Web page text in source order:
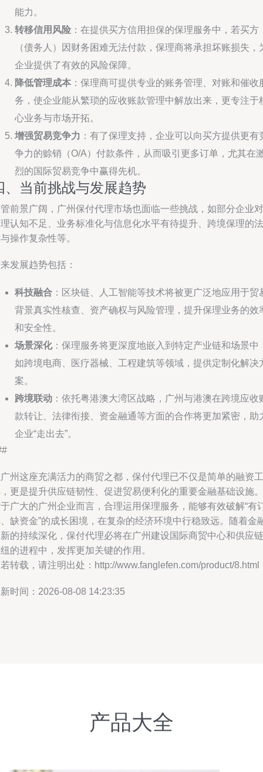
能力。
转移信用风险 ：在提供买方信用担保的保理服务中，若买方
（债务人）因财务困难无法付款，保理商将承担坏账损失，
企业提供了有效的风险保障。
降低管理成本 ：保理商可提供专业的账务管理、对账和催收
务，使企业能从繁琐的应收账款管理中解放出来，更专注于
心业务与市场开拓。
增强贸易竞争力 ：有了保理支持，企业可以向买方提供更有
争力的赊销（O/A）付款条件，从而吸引更多订单，尤其在
烈的国际贸易竞争中赢得先机。
、当前挑战与发展趋势
前景广阔，广州保付代理市场也面临一些挑战，如部分企业对
认知不足、业务标准化与信息化水平有待提升、跨境保理的法
操作复杂性等。
发展趋势包括：
科技融合 ：区块链、人工智能等技术将被更广泛地应用于贸
背景真实性核查、资产确权与风险管理，提升保理业务的效
和安全性。
场景深化：保理服务将更深度地嵌入到特定产业链和场景中
如跨境电商、医疗器械、工程建筑等领域，提供定制化解决
案。
跨境联动 ：依托粤港澳大湾区战略，广州与港澳在跨境应收
款转让、法律衔接、资金融通等方面的合作将更加紧密，助
企业“走出去”。
州这座充满活力的商贸之都，保付代理已不仅是简单的融资工
更是提升供应链韧性、促进贸易便利化的重要金融基础设施。
广大的广州企业而言，合理运用保理服务，能够有效破解“有
缺资金”的成长困境，在复杂的经济环境中行稳致远。随着金
的持续深化，保付代理必将在广州建设国际商贸中心和供应链
的进程中，发挥更加关键的作用。
转载，请注明出处：http://www.fanglefen.com/product/8.html
时间：2026-08-08 14:23:35
产品大全